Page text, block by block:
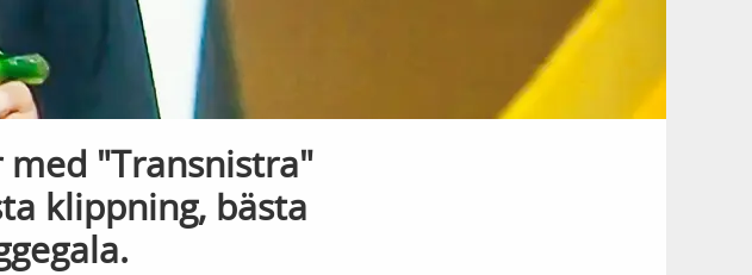
med "Transnistra"
klippning, bästa